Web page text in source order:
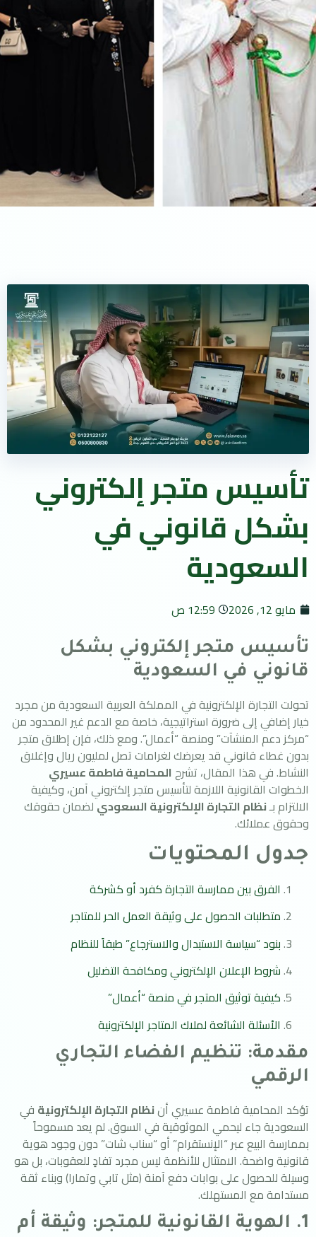
تأسيس متجر إلكتروني
بشكل قانوني في
السعودية
مايو 12, 2026 12:59 ص
تأسيس متجر إلكتروني بشكل
قانوني في السعودية
تحولت التجارة الإلكترونية في المملكة العربية السعودية من مجرد
خيار إضافي إلى ضرورة استراتيجية، خاصة مع الدعم غير المحدود من
“مركز دعم المنشآت” ومنصة “أعمال”. ومع ذلك، فإن إطلاق متجر
بدون غطاء قانوني قد يعرضك لغرامات تصل لمليون ريال وإغلاق
النشاط. في هذا المقال، تشرح المحامية فاطمة عسيري
الخطوات القانونية اللازمة لتأسيس متجر إلكتروني آمن، وكيفية
الالتزام بـنظام التجارة الإلكترونية السعوديلضمان حقوقك
وحقوق عملائك.
جدول المحتويات
الفرق بين ممارسة التجارة كفرد أو كشركة
متطلبات الحصول على وثيقة العمل الحر للمتاجر
بنود “سياسة الاستبدال والاسترجاع” طبقاً للنظام
شروط الإعلان الإلكتروني ومكافحة التضليل
كيفية توثيق المتجر في منصة “أعمال”
الأسئلة الشائعة لملاك المتاجر الإلكترونية
مقدمة: تنظيم الفضاء التجاري
الرقمي
تؤكد المحامية فاطمة عسيري أننظام التجارة الإلكترونية في
السعودية جاء ليحمي الموثوقية في السوق. لم يعد مسموحاً
بممارسة البيع عبر “الإنستقرام” أو “سناب شات” دون وجود هوية
قانونية واضحة. الامتثال للأنظمة ليس مجرد تفادٍ للعقوبات، بل هو
وسيلة للحصول على بوابات دفع آمنة (مثل تابي وتمارا) وبناء ثقة
مستدامة مع المستهلك.
1. الهوية القانونية للمتجر: وثيقة أم